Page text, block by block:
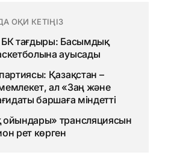
ОҚИ КЕТІҢІЗ
БК тағдыры: Басымдық
ауысады
Қазақстан –
ал «Заң және
баршаға міндетті
ойындары» трансляциясын
рет көрген